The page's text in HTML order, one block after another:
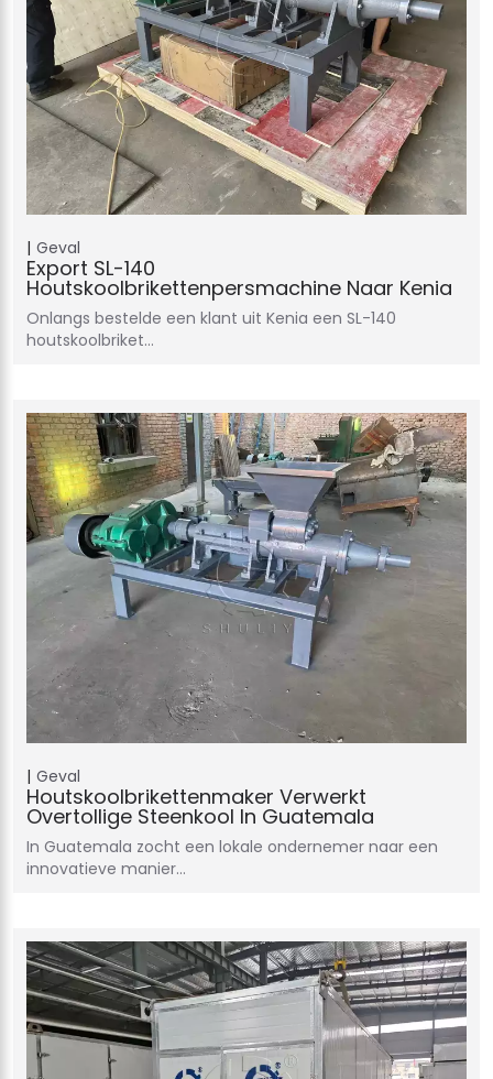
Geval
Export SL-140
Houtskoolbrikettenpersmachine Naar Kenia
Onlangs bestelde een klant uit Kenia een SL-140
houtskoolbriket…
Geval
Houtskoolbrikettenmaker Verwerkt
Overtollige Steenkool In Guatemala
In Guatemala zocht een lokale ondernemer naar een
innovatieve manier…